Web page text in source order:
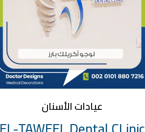
عيادات الأسنان